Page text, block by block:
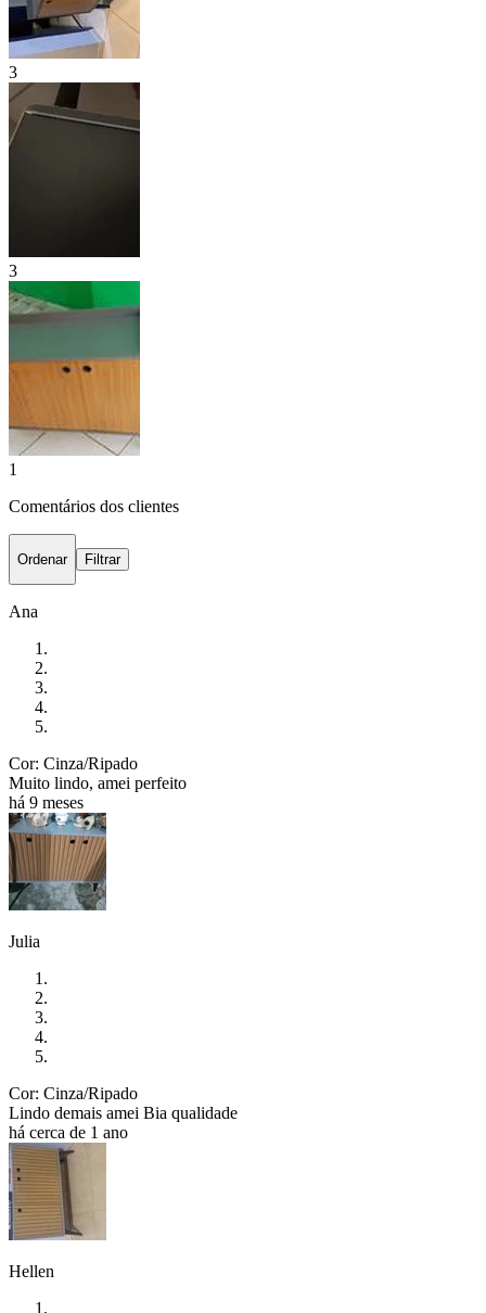
3
3
1
Comentários dos clientes
Ordenar Filtrar
Ana
Cor: Cinza/Ripado
Muito lindo, amei perfeito
há 9 meses
Julia
Cor: Cinza/Ripado
Lindo demais amei Bia qualidade
há cerca de 1 ano
Hellen